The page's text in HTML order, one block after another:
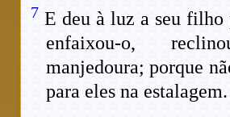
7 E deu à luz a seu filho
enfaixou-o,
manjedoura; porque
para eles na estalagem.